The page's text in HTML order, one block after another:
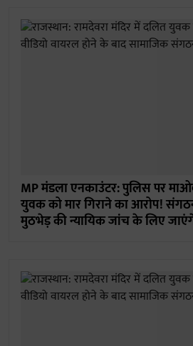
MP मंडला एनकाउंटर: पुलिस पर
युवक को मार गिराने का आरोप!
मुठभेड़ की न्यायिक जांच के लिए